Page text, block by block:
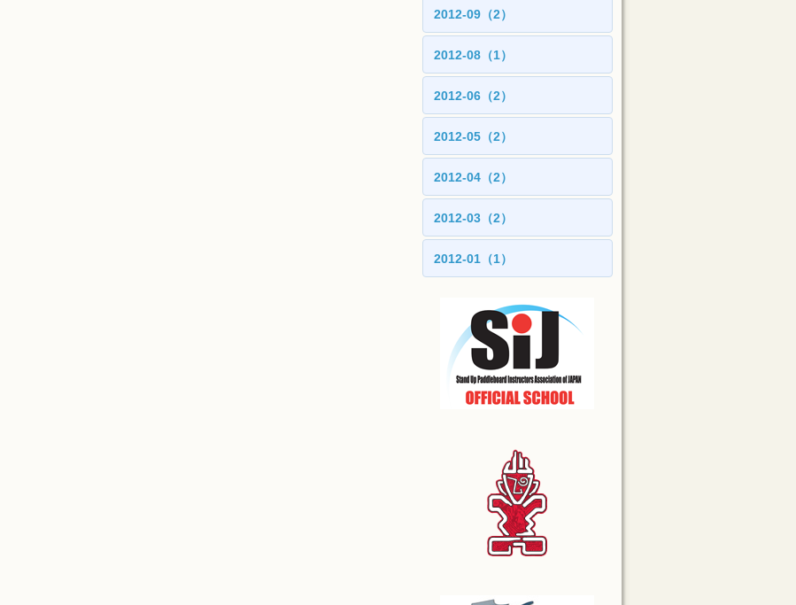
2012-09（2）
2012-08（1）
2012-06（2）
2012-05（2）
2012-04（2）
2012-03（2）
2012-01（1）